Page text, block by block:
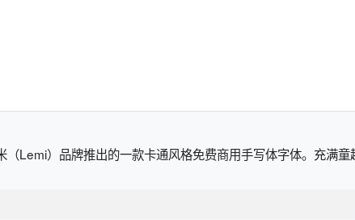
（Lemi）品牌推出的一款卡通风格免费商用手写体字体。充满